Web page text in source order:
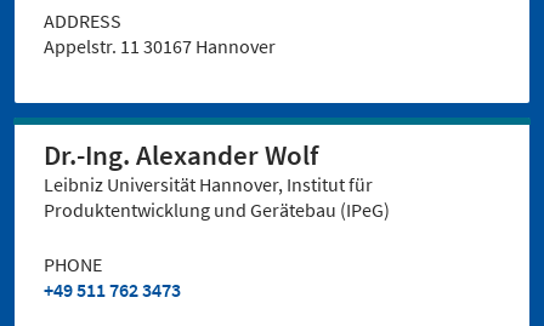
ADDRESS
Appelstr. 11 30167 Hannover
Dr.-Ing. Alexander Wolf
Leibniz Universität Hannover, Institut für
Produktentwicklung und Gerätebau (IPeG)
PHONE
+49 511 762 3473